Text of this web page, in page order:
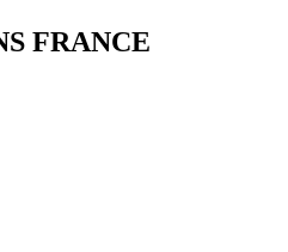
FRANCE